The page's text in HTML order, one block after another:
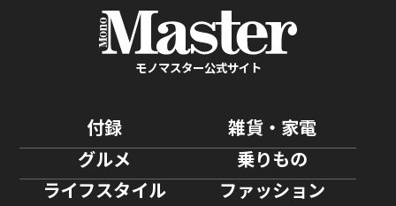
モノマスター公式サイト
付録
雑貨・家電
グルメ
乗りもの
ライフスタイル
ファッション